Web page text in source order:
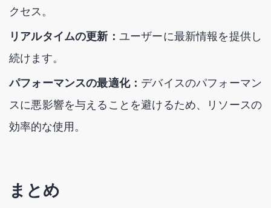
クセス。
リアルタイムの更新： ユーザーに最新情報を提供し
続けます。
パフォーマンスの最適化： デバイスのパフォーマン
スに悪影響を与えることを避けるため、リソースの
効率的な使用。
まとめ